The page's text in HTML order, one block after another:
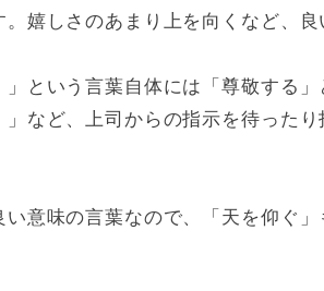
。嬉しさのあまり上を向くなど、
」という言葉自体には「尊敬する
」など、上司からの指示を待った
い意味の言葉なので、「天を仰ぐ